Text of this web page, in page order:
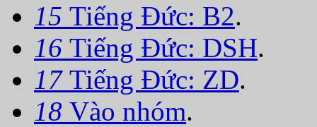
15 Tiếng Đức: B2.
16 Tiếng Đức: DSH.
17 Tiếng Đức: ZD.
18 Vào nhóm.